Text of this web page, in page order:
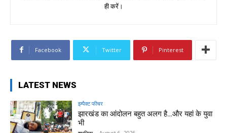
ही करें।
Facebook Twitter Pinterest
LATEST NEWS
इम्पैक्ट फीचर
झारखंड का आंदोलन बहुत अलग है…और यहां के युवा
भी